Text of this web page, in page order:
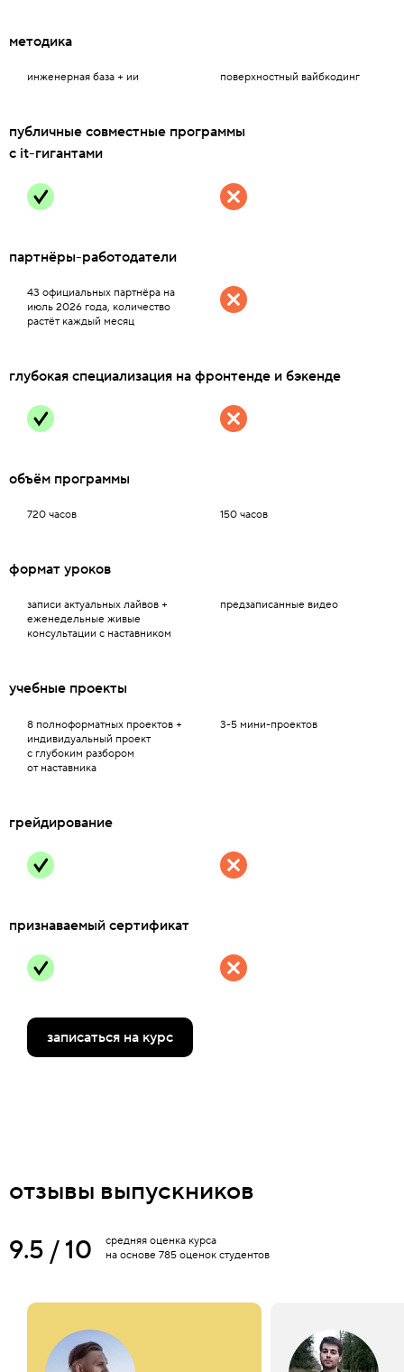
методика
инженерная база + ии поверхностный вайбкодинг
публичные совместные программы
с it-гигантами
партнёры-работодатели
43 официальных партнёра на
июль 2026 года, количество
растёт каждый месяц
глубокая специализация на фронтенде и бэкенде
объём программы
720 часов 150 часов
формат уроков
записи актуальных лайвов +
еженедельные живые
консультации с наставником
предзаписанные видео
учебные проекты
8 полноформатных проектов +
индивидуальный проект
с глубоким разбором
от наставника
3-5 мини-проектов
грейдирование
признаваемый сертификат
записаться на курс
отзывы выпускников
9.5 / 10
средняя оценка курса
на основе 785 оценок студентов